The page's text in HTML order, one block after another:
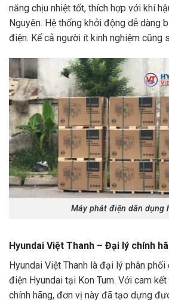
năng chịu nhiệt tốt, thích hợp với khí
Nguyên. Hệ thống khởi động dễ dàng
điện. Kể cả người ít kinh nghiệm cũng
Máy phát điện dân dụng
Hyundai Việt Thanh – Đại lý chính
Hyundai Việt Thanh là đại lý phân phối
điện Hyundai tại Kon Tum. Với cam
chính hãng, đơn vị này đã tạo dựng